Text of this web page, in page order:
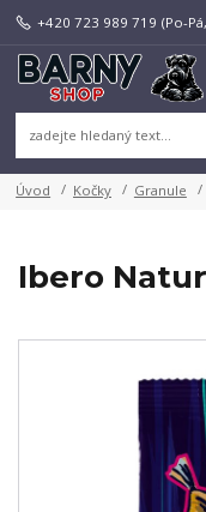
+420 723 989 719 (Po-
Úvod Kočky Granule
Ibero